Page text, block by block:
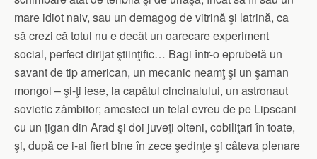
mare idiot naiv, sau un demagog de vitrină şi latrină, ca
să crezi că totul nu e decât un oarecare experiment
social, perfect dirijat ştiinţific… Bagi într-o eprubetă un
savant de tip american, un mecanic neamţ şi un şaman
mongol – şi-ţi iese, la capătul cincinalului, un astronaut
sovietic zâmbitor; amesteci un telal evreu de pe Lipscani
cu un ţigan din Arad şi doi juveţi olteni, cobiliţari în toate,
şi, după ce i-ai fiert bine în zece şedinţe şi câteva plenare